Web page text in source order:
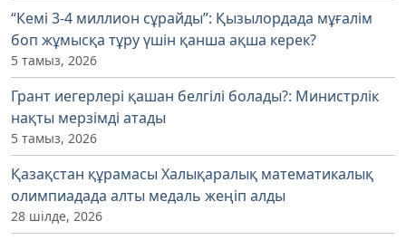
“Кемі 3-4 миллион сұрайды”: Қызылордада мұғалім
боп жұмысқа тұру үшін қанша ақша керек?
5 тамыз, 2026
Грант иегерлері қашан белгілі болады?: Министрлік
нақты мерзімді атады
5 тамыз, 2026
Қазақстан құрамасы Халықаралық математикалық
олимпиадада алты медаль жеңіп алды
28 шілде, 2026